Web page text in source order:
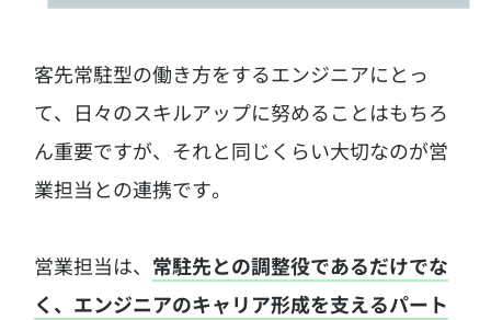
客先常駐型の働き方をするエンジニアにとっ
て、日々のスキルアップに努めることはもちろ
ん重要ですが、 それと同じくらい大切なのが営
業担当との連携です。
営業担当は、 常駐先との調整役であるだけでな
く、エンジニアのキャリア形成を支えるパート